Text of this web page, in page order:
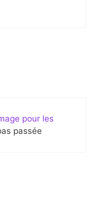
pour les
passée